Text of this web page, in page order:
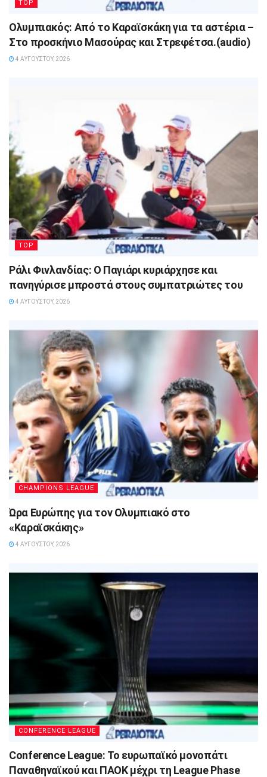
TOP
Ολυμπιακός: Από το Καραϊσκάκη για τα αστέρια –
Στο προσκήνιο Μασούρας και Στρεφέτσα.(audio)
4 ΑΥΓΟΎΣΤΟΥ, 2026
TOP
Ράλι Φινλανδίας: Ο Παγιάρι κυριάρχησε και
πανηγύρισε μπροστά στους συμπατριώτες του
4 ΑΥΓΟΎΣΤΟΥ, 2026
CHAMPIONS LEAGUE
Ώρα Ευρώπης για τον Ολυμπιακό στο
«Καραϊσκάκης»
4 ΑΥΓΟΎΣΤΟΥ, 2026
CONFERENCE LEAGUE
Conference League: Το ευρωπαϊκό μονοπάτι
Παναθηναϊκού και ΠΑΟΚ μέχρι τη League Phase